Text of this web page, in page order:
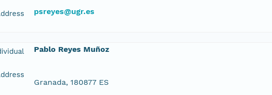
psreyes@ugr.es
Pablo Reyes Muñoz
Granada, 180877 ES